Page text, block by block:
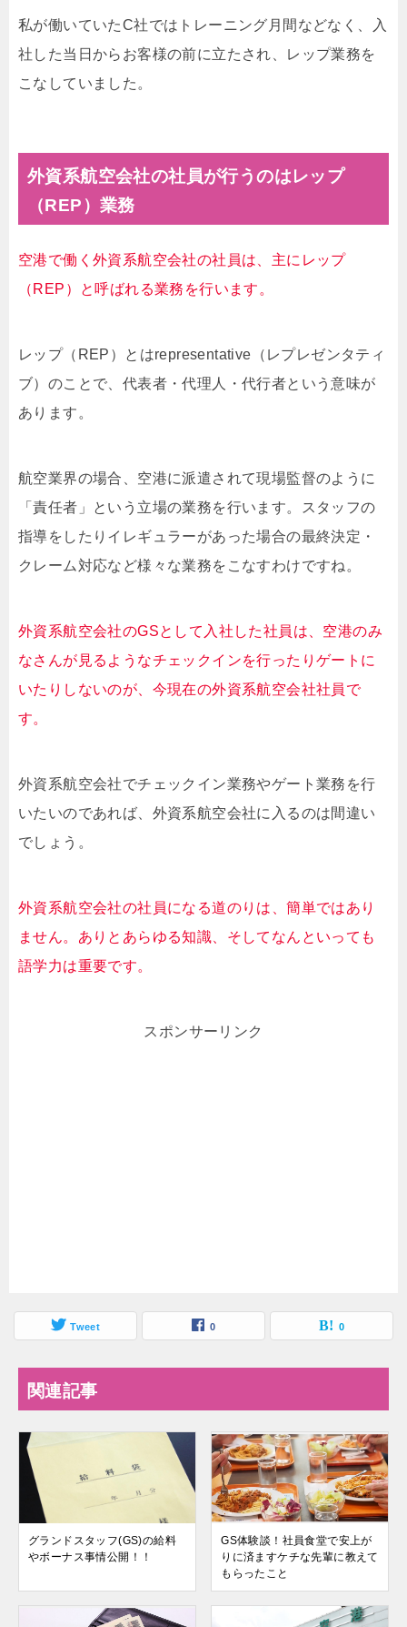
私が働いていたC社ではトレーニング月間などなく、入
社した当日からお客様の前に立たされ、レップ業務を
こなしていました。
外資系航空会社の社員が行うのはレップ
（REP）業務
空港で働く外資系航空会社の社員は、主にレップ
（REP）と呼ばれる業務を行います。
レップ（REP）とはrepresentative（レプレゼンタティ
ブ）のことで、代表者・代理人・代行者という意味が
あります。
航空業界の場合、空港に派遣されて現場監督のように
「責任者」という立場の業務を行います。スタッフの
指導をしたりイレギュラーがあった場合の最終決定・
クレーム対応など様々な業務をこなすわけですね。
外資系航空会社のGSとして入社した社員は、空港のみ
なさんが見るようなチェックインを行ったりゲートに
いたりしないのが、今現在の外資系航空会社社員で
す。
外資系航空会社でチェックイン業務やゲート業務を行
いたいのであれば、外資系航空会社に入るのは間違い
でしょう。
外資系航空会社の社員になる道のりは、簡単ではあり
ません。ありとあらゆる知識、そしてなんといっても
語学力は重要です。
スポンサーリンク
Tweet 0 0
関連記事
グランドスタッフ(GS)の給料
やボーナス事情公開！！
GS体験談！社員食堂で安上が
りに済ますケチな先輩に教えて
もらったこと